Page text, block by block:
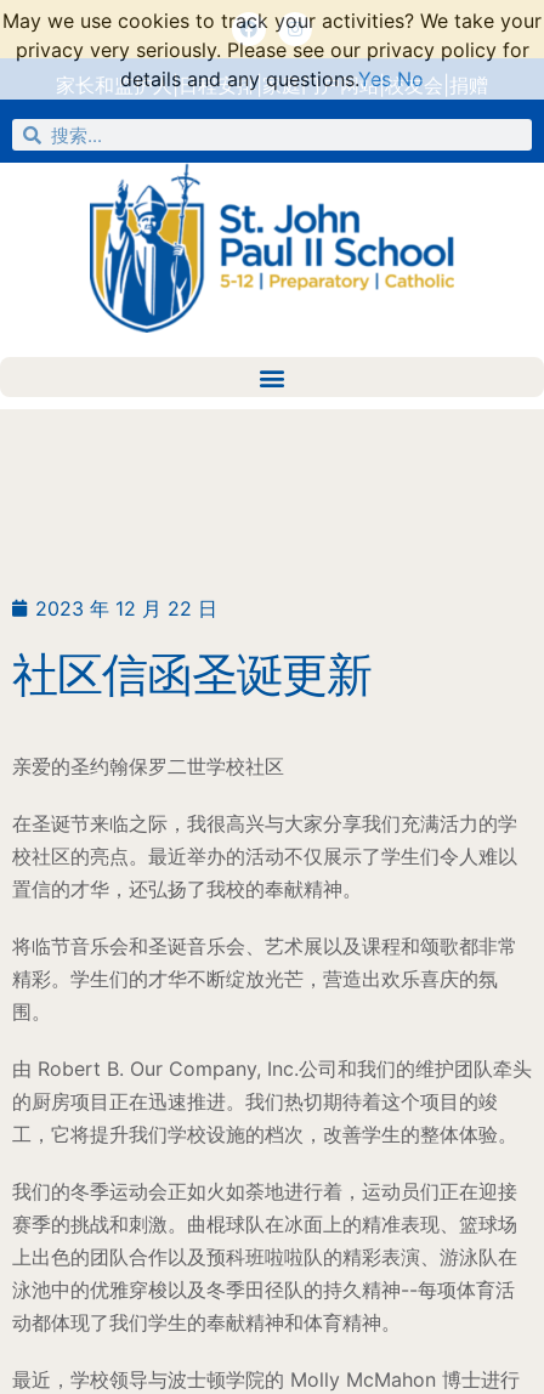
家长和监护人|日程安排| 家庭门户网站|校友会 捐赠
2023 年 12 月 22 日
社区信函圣诞更新
亲爱的圣约翰保罗二世学校社区
在圣诞节来临之际，我很高兴与大家分享我们充满活力的学
校社区的亮点。最近举办的活动不仅展示了学生们令人难以
置信的才华，还弘扬了我校的奉献精神。
将临节音乐会和圣诞音乐会、艺术展以及课程和颂歌都非常
精彩。学生们的才华不断绽放光芒，营造出欢乐喜庆的氛
围。
由 Robert B. Our Company, Inc.公司和我们的维护团队牵头
的厨房项目正在迅速推进。我们热切期待着这个项目的竣
工，它将提升我们学校设施的档次，改善学生的整体体验。
我们的冬季运动会正如火如荼地进行着，运动员们正在迎接
赛季的挑战和刺激。曲棍球队在冰面上的精准表现、篮球场
上出色的团队合作以及预科班啦啦队的精彩表演、游泳队在
泳池中的优雅穿梭以及冬季田径队的持久精神--每项体育活
动都体现了我们学生的奉献精神和体育精神。
最近，学校领导与波士顿学院的 Molly McMahon 博士进行
May we use cookies to track your activities? We take your
privacy very seriously. Please see our privacy policy for
details and any questions.Yes No